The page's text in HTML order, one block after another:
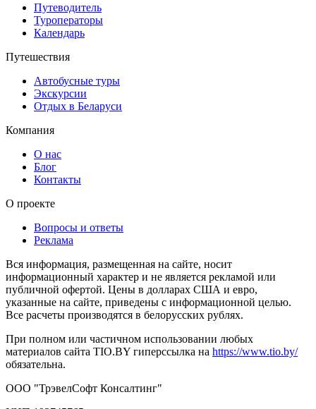
Путеводитель
Туроператоры
Календарь
Путешествия
Автобусные туры
Экскурсии
Отдых в Беларуси
Компания
О нас
Блог
Контакты
О проекте
Вопросы и ответы
Реклама
Вся информация, размещенная на сайте, носит
информационный характер и не является рекламой или
публичной офертой. Цены в долларах США и евро,
указанные на сайте, приведены с информационной целью.
Все расчеты производятся в белорусских рублях.
При полном или частичном использовании любых
материалов сайта TIO.BY гиперссылка на https://www.tio.by/
обязательна.
ООО "ТрэвелСофт Консалтинг"